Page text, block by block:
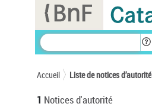
Accueil Liste de notices d’autorité
1 Notices d'autorité
Panneau de gestion des cookies